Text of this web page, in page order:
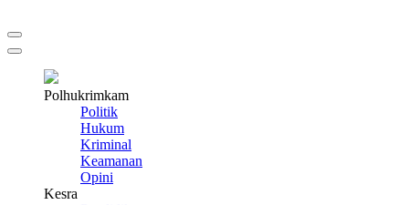
Polhukrimkam
Politik
Hukum
Kriminal
Keamanan
Opini
Kesra